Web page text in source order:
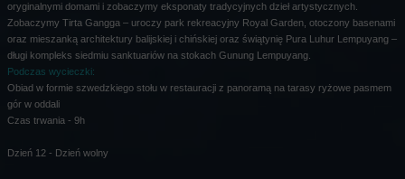
oryginalnymi domami i zobaczymy eksponaty tradycyjnych dzieł artystycznych.
Zobaczymy Tirta Gangga – uroczy park rekreacyjny Royal Garden, otoczony basenami
oraz mieszanką architektury balijskiej i chińskiej oraz świątynię Pura Luhur Lempuyang –
długi kompleks siedmiu sanktuariów na stokach Gunung Lempuyang.
Podczas wycieczki:
Obiad w formie szwedzkiego stołu w restauracji z panoramą na tarasy ryżowe pasmem
gór w oddali
Czas trwania - 9h
Dzień 12 - Dzień wolny